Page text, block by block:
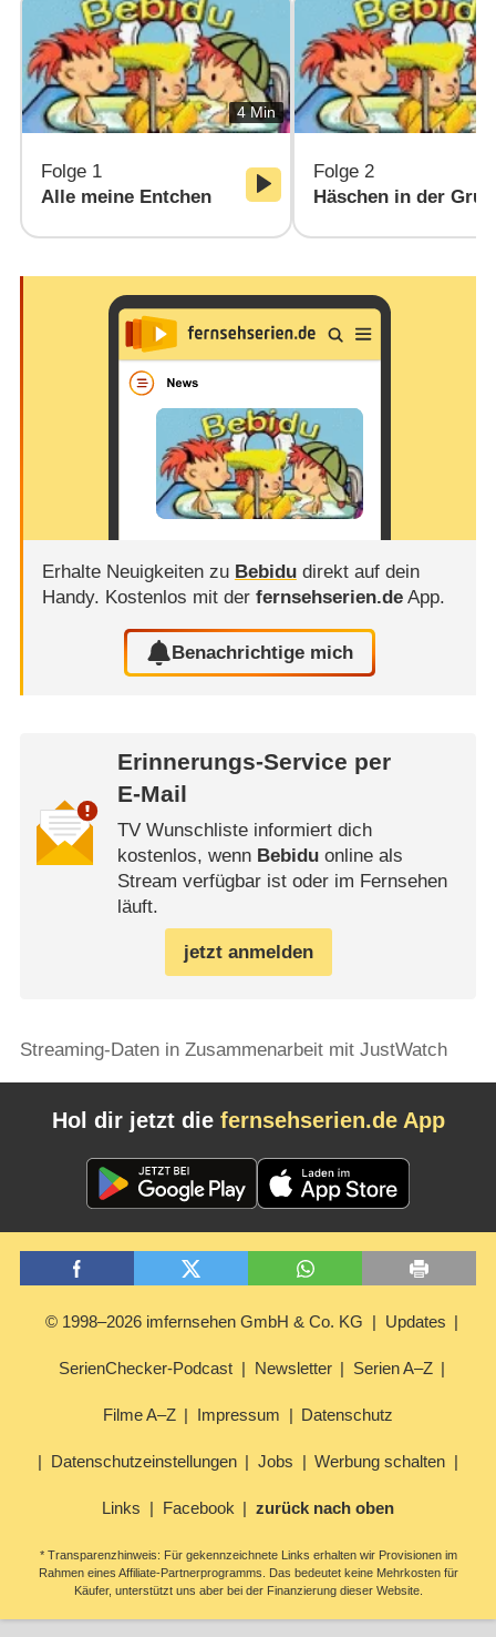
4 Min
Folge 1
Alle meine Entchen
Folge 2
Häschen in der
Erhalte Neuigkeiten zu Bebidudirekt auf dein
Handy. Kostenlos mit der fernsehserien.deApp.
Benachrichtige mich
Erinnerungs-Service per
E-Mail
TV Wunschliste informiert dich
kostenlos, wenn Bebiduonline als
Stream verfügbar ist oder im Fernsehen
läuft.
jetzt anmelden
Streaming-Daten in Zusammenarbeit mit JustWatch
Hol dir jetzt die fernsehserien.de App
© 1998–2026 imfernsehen GmbH & Co. KG Updates
SerienChecker-Podcast Newsletter Serien A–Z
Filme A–Z Impressum Datenschutz
Datenschutzeinstellungen Jobs Werbung schalten
Links Facebook zurück nach oben
* Transparenzhinweis: Für gekennzeichnete Links erhalten wir Provisionen im
Rahmen eines Affiliate-Partnerprogramms. Das bedeutet keine Mehrkosten für
Käufer, unterstützt uns aber bei der Finanzierung dieser Website.